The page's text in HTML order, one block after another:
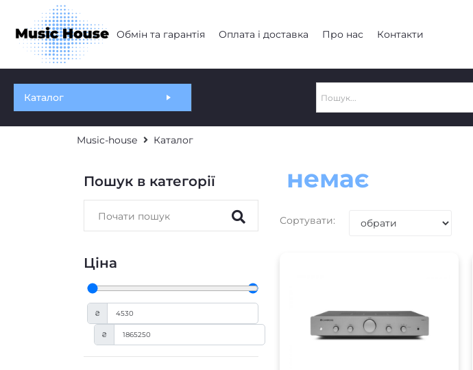
Обмін та гарантія Оплата і доставка Про нас Контакти
Каталог
Music-house Каталог
Пошук в категорії
Ціна
₴
₴
немає
Сортувати: